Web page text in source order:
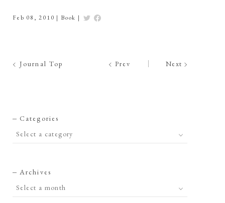
Feb 08, 2010 | Book |
Journal Top Prev Next
Categories
Archives